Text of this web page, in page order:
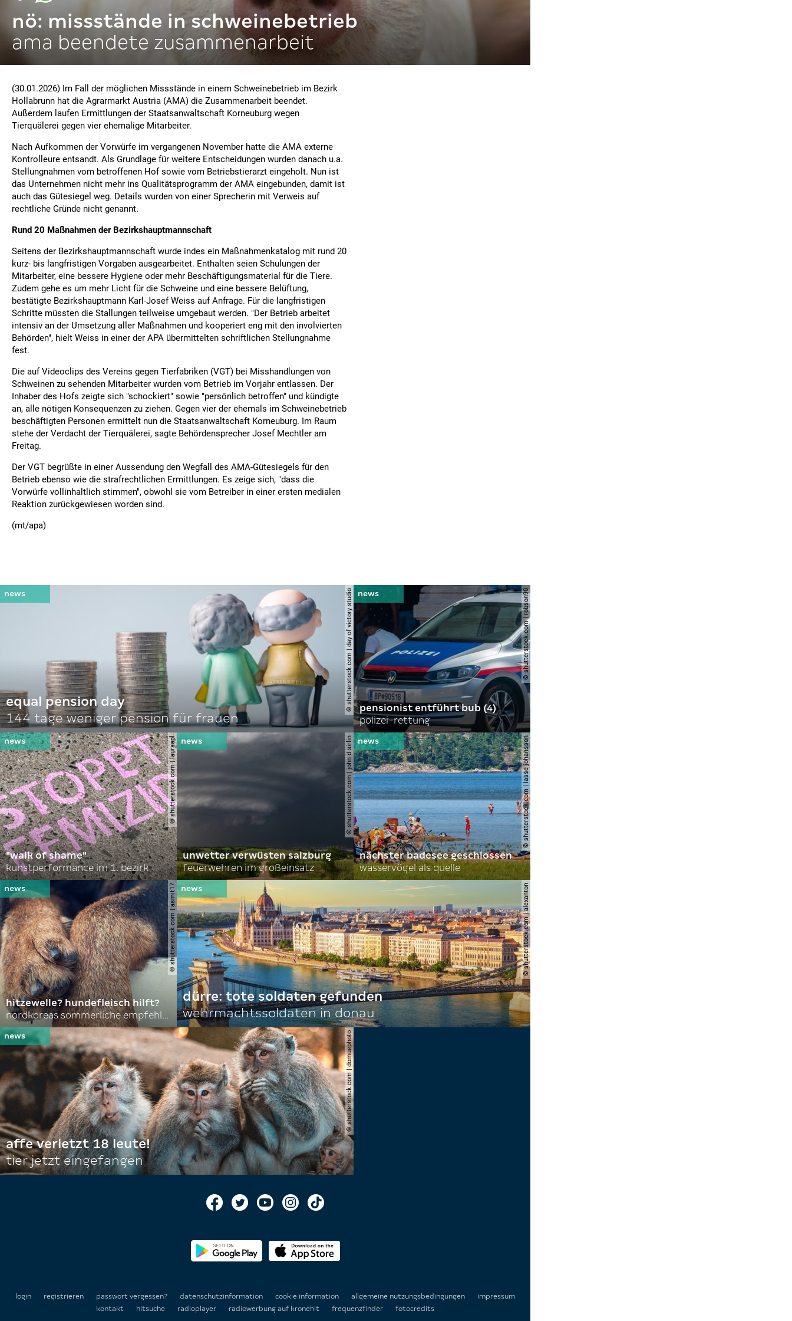
nö: missstände in schweinebetrieb
ama beendete zusammenarbeit
(30.01.2026) Im Fall der möglichen Missstände in einem Schweinebetrieb im Bezirk
Hollabrunn hat die Agrarmarkt Austria (AMA) die Zusammenarbeit beendet.
Außerdem laufen Ermittlungen der Staatsanwaltschaft Korneuburg wegen
Tierquälerei gegen vier ehemalige Mitarbeiter.
Nach Aufkommen der Vorwürfe im vergangenen November hatte die AMA externe
Kontrolleure entsandt. Als Grundlage für weitere Entscheidungen wurden danach u.a.
Stellungnahmen vom betroffenen Hof sowie vom Betriebstierarzt eingeholt. Nun ist
das Unternehmen nicht mehr ins Qualitätsprogramm der AMA eingebunden, damit ist
auch das Gütesiegel weg. Details wurden von einer Sprecherin mit Verweis auf
rechtliche Gründe nicht genannt.
Rund 20 Maßnahmen der Bezirkshauptmannschaft
Seitens der Bezirkshauptmannschaft wurde indes ein Maßnahmenkatalog mit rund 20
kurz- bis langfristigen Vorgaben ausgearbeitet. Enthalten seien Schulungen der
Mitarbeiter, eine bessere Hygiene oder mehr Beschäftigungsmaterial für die Tiere.
Zudem gehe es um mehr Licht für die Schweine und eine bessere Belüftung,
bestätigte Bezirkshauptmann Karl-Josef Weiss auf Anfrage. Für die langfristigen
Schritte müssten die Stallungen teilweise umgebaut werden. "Der Betrieb arbeitet
intensiv an der Umsetzung aller Maßnahmen und kooperiert eng mit den involvierten
Behörden", hielt Weiss in einer der APA übermittelten schriftlichen Stellungnahme
fest.
Die auf Videoclips des Vereins gegen Tierfabriken (VGT) bei Misshandlungen von
Schweinen zu sehenden Mitarbeiter wurden vom Betrieb im Vorjahr entlassen. Der
Inhaber des Hofs zeigte sich "schockiert" sowie "persönlich betroffen" und kündigte
an, alle nötigen Konsequenzen zu ziehen. Gegen vier der ehemals im Schweinebetrieb
beschäftigten Personen ermittelt nun die Staatsanwaltschaft Korneuburg. Im Raum
stehe der Verdacht der Tierquälerei, sagte Behördensprecher Josef Mechtler am
Freitag.
Der VGT begrüßte in einer Aussendung den Wegfall des AMA-Gütesiegels für den
Betrieb ebenso wie die strafrechtlichen Ermittlungen. Es zeige sich, "dass die
Vorwürfe vollinhaltlich stimmen", obwohl sie vom Betreiber in einer ersten medialen
Reaktion zurückgewiesen worden sind.
(mt/apa)
© shutterstock.com | day of victory studio
equal pension day
144 tage weniger pension für frauen
© shutterstock.com | robson90
pensionist entführt bub (4)
polizei-rettung
© shutterstock.com | lauraapl
"walk of shame"
kunstperformance im 1. bezirk
© shutterstock.com | john d sirlin
unwetter verwüsten salzburg
feuerwehren im großeinsatz
© shutterstock.com | lasse johansson
nächster badesee geschlossen
wasservögel als quelle
© shutterstock.com | asmit17
hitzewelle? hundefleisch hilft?
nordkoreas sommerliche empfehlungen
© shutterstock.com | alexanton
dürre: tote soldaten gefunden
wehrmachtssoldaten in donau
© shutterstock.com | domuephoto
affe verletzt 18 leute!
tier jetzt eingefangen
login registrieren passwort vergessen? datenschutzinformation cookie information allgemeine nutzungsbedingungen
impressum
kontakt
hitsuche radioplayer radiowerbung auf kronehit frequenzfinder fotocredits